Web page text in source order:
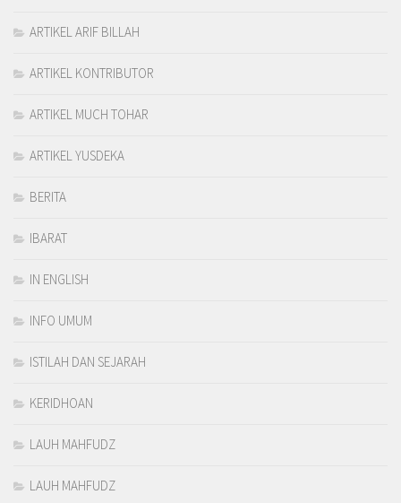
ARTIKEL ARIF BILLAH
ARTIKEL KONTRIBUTOR
ARTIKEL MUCH TOHAR
ARTIKEL YUSDEKA
BERITA
IBARAT
IN ENGLISH
INFO UMUM
ISTILAH DAN SEJARAH
KERIDHOAN
LAUH MAHFUDZ
LAUH MAHFUDZ